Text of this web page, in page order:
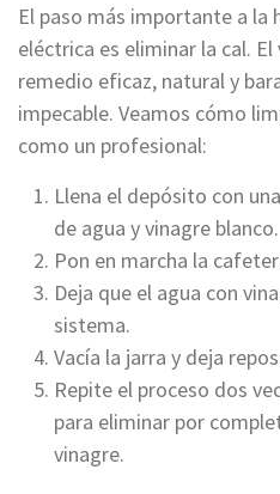
El paso más importante a la
eléctrica es eliminar la cal.
remedio eficaz, natural y
impecable. Veamos cómo
como un profesional:
Llena el depósito con
de agua y vinagre blanco.
Pon en marcha la
Deja que el agua con
sistema.
Vacía la jarra y deja
Repite el proceso dos
para eliminar por
vinagre.